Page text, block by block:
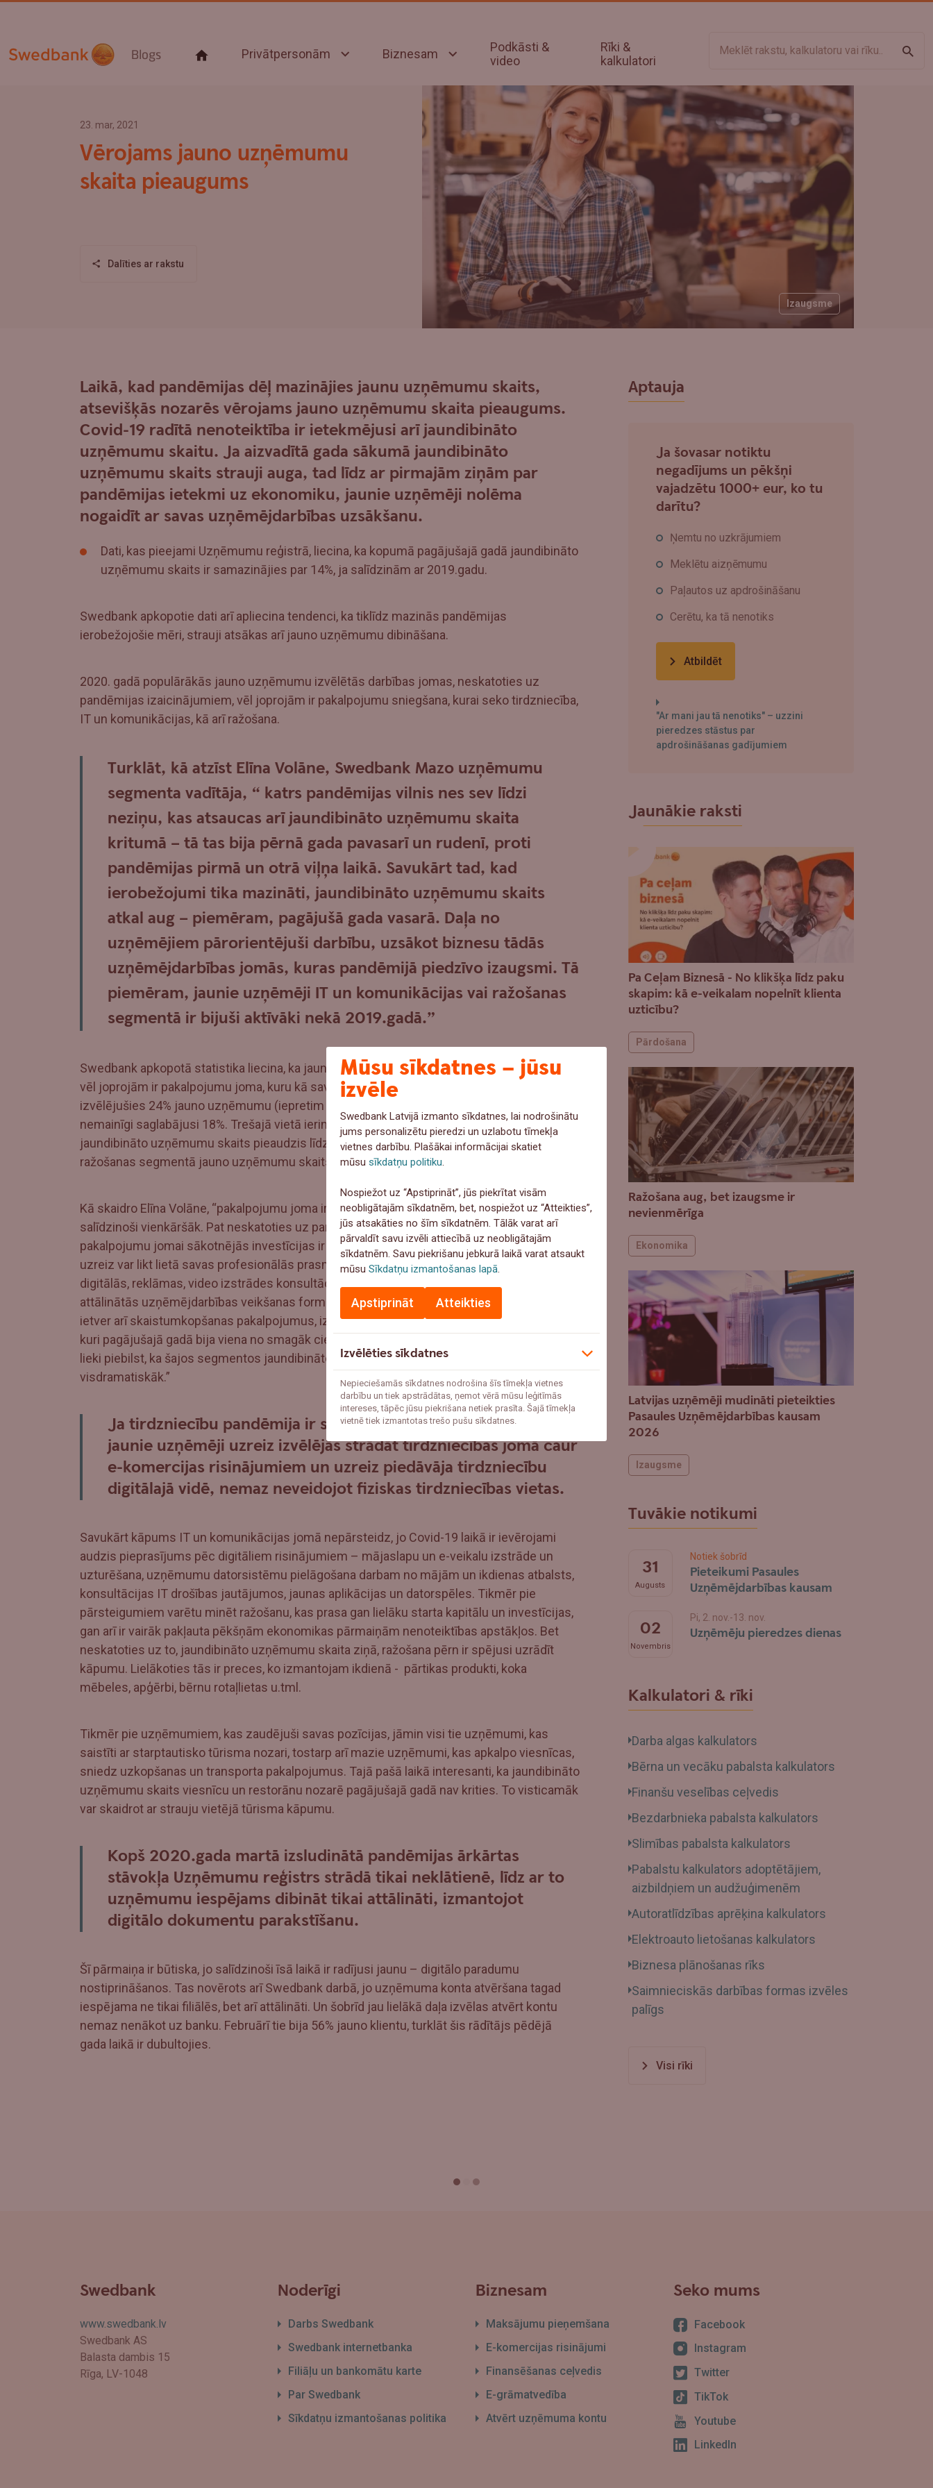
Blogs Privātpersonām Biznesam
Podkāsti &
video
Rīki &
kalkulatori
Izaugsme
23. mar, 2021
Vērojams jauno uzņēmumu
skaita pieaugums
Dalīties ar rakstu
Laikā, kad pandēmijas dēļ mazinājies jaunu uzņēmumu skaits,
atsevišķās nozarēs vērojams jauno uzņēmumu skaita pieaugums.
Covid-19 radītā nenoteiktība ir ietekmējusi arī jaundibināto
uzņēmumu skaitu. Ja aizvadītā gada sākumā jaundibināto
uzņēmumu skaits strauji auga, tad līdz ar pirmajām ziņām par
pandēmijas ietekmi uz ekonomiku, jaunie uzņēmēji nolēma
nogaidīt ar savas uzņēmējdarbības uzsākšanu.
Dati, kas pieejami Uzņēmumu reģistrā, liecina, ka kopumā pagājušajā gadā jaundibināto
uzņēmumu skaits ir samazinājies par 14%, ja salīdzinām ar 2019.gadu.
Swedbank apkopotie dati arī apliecina tendenci, ka tiklīdz mazinās pandēmijas
ierobežojošie mēri, strauji atsākas arī jauno uzņēmumu dibināšana.
2020. gadā populārākās jauno uzņēmumu izvēlētās darbības jomas, neskatoties uz
pandēmijas izaicinājumiem, vēl joprojām ir pakalpojumu sniegšana, kurai seko tirdzniecība,
IT un komunikācijas, kā arī ražošana.
Turklāt, kā atzīst Elīna Volāne, Swedbank Mazo uzņēmumu
segmenta vadītāja, “ katrs pandēmijas vilnis nes sev līdzi
neziņu, kas atsaucas arī jaundibināto uzņēmumu skaita
kritumā – tā tas bija pērnā gada pavasarī un rudenī, proti
pandēmijas pirmā un otrā viļņa laikā. Savukārt tad, kad
ierobežojumi tika mazināti, jaundibināto uzņēmumu skaits
atkal aug – piemēram, pagājušā gada vasarā. Daļa no
uzņēmējiem pārorientējuši darbību, uzsākot biznesu tādās
uzņēmējdarbības jomās, kuras pandēmijā piedzīvo izaugsmi. Tā
piemēram, jaunie uzņēmēji IT un komunikācijas vai ražošanas
segmentā ir bijuši aktīvāki nekā 2019.gadā.”
Swedbank apkopotā statistika liecina, ka jaundibināto uzņēmumu skaita ziņā populārākā
vēl joprojām ir pakalpojumu joma, kuru kā savas jaunās uzņēmējdarbības formu
izvēlējušies 24% jauno uzņēmumu (iepretim 29% 2019.gadā), tad seko tirdzniecība, kas
nemainīgi saglabājusi 18%. Trešajā vietā ierindojas IT un komunikācijas, kur pērn
jaundibināto uzņēmumu skaits pieaudzis līdz 9%, iepretim 8% 2019.gadā. Tikmēr
ražošanas segmentā jauno uzņēmumu skaits pērn ir pieaudzis no 7 līdz 9%.
Kā skaidro Elīna Volāne, “pakalpojumu joma ir populārākā, jo tajā uzsākt uzņēmējdarbību ir
salīdzinoši vienkāršāk. Pat neskatoties uz pandēmijas radītajiem apgrūtinājumiem,
pakalpojumu jomai sākotnējās investīcijas ir salīdzinoši zemas un šajā jomā strādājošie
uzreiz var likt lietā savas profesionālās prasmes - piemēram, sniegt dažādas juridiskās,
digitālās, reklāmas, video izstrādes konsultācijas u.tml. Tāpat šī joma ir gana pieejama
attālinātās uzņēmējdarbības veikšanas formai, gluži kā tirdzniecība. Tajā pašā laikā, šī joma
ietver arī skaistumkopšanas pakalpojumus, izklaides un pasākumu jomas uzņēmumus,
kuri pagājušajā gadā bija viena no smagāk cietušajām uzņēmējdarbības jomām. Tāpēc
lieki piebilst, ka šajos segmentos jaundibināto uzņēmumu skaits samazinājās
visdramatiskāk.”
Ja tirdzniecību pandēmija ir skārusi tiešā veidā, tad daudzi
jaunie uzņēmēji uzreiz izvēlējās strādāt tirdzniecības jomā caur
e-komercijas risinājumiem un uzreiz piedāvāja tirdzniecību
digitālajā vidē, nemaz neveidojot fiziskas tirdzniecības vietas.
Savukārt kāpums IT un komunikācijas jomā nepārsteidz, jo Covid-19 laikā ir ievērojami
audzis pieprasījums pēc digitāliem risinājumiem – mājaslapu un e-veikalu izstrāde un
uzturēšana, uzņēmumu datorsistēmu pielāgošana darbam no mājām un ikdienas atbalsts,
konsultācijas IT drošības jautājumos, jaunas aplikācijas un datorspēles. Tikmēr pie
pārsteigumiem varētu minēt ražošanu, kas prasa gan lielāku starta kapitālu un investīcijas,
gan arī ir vairāk pakļauta pēkšņām ekonomikas pārmaiņām nenoteiktības apstākļos. Bet
neskatoties uz to, jaundibināto uzņēmumu skaita ziņā, ražošana pērn ir spējusi uzrādīt
kāpumu. Lielākoties tās ir preces, ko izmantojam ikdienā - pārtikas produkti, koka
mēbeles, apģērbi, bērnu rotaļlietas u.tml.
Tikmēr pie uzņēmumiem, kas zaudējuši savas pozīcijas, jāmin visi tie uzņēmumi, kas
saistīti ar starptautisko tūrisma nozari, tostarp arī mazie uzņēmumi, kas apkalpo viesnīcas,
sniedz uzkopšanas un transporta pakalpojumus. Tajā pašā laikā interesanti, ka jaundibināto
uzņēmumu skaits viesnīcu un restorānu nozarē pagājušajā gadā nav krities. To visticamāk
var skaidrot ar strauju vietējā tūrisma kāpumu.
Kopš 2020.gada martā izsludinātā pandēmijas ārkārtas
stāvokļa Uzņēmumu reģistrs strādā tikai neklātienē, līdz ar to
uzņēmumu iespējams dibināt tikai attālināti, izmantojot
digitālo dokumentu parakstīšanu.
Šī pārmaiņa ir būtiska, jo salīdzinoši īsā laikā ir radījusi jaunu – digitālo paradumu
nostiprināšanos. Tas novērots arī Swedbank darbā, jo uzņēmuma konta atvēršana tagad
iespējama ne tikai filiālēs, bet arī attālināti. Un šobrīd jau lielākā daļa izvēlas atvērt kontu
nemaz nenākot uz banku. Februārī tie bija 56% jauno klientu, turklāt šis rādītājs pēdējā
gada laikā ir dubultojies.
Aptauja
Ja šovasar notiktu
negadījums un pēkšņi
vajadzētu 1000+ eur, ko tu
darītu?
Ņemtu no uzkrājumiem
Meklētu aizņēmumu
Paļautos uz apdrošināšanu
Cerētu, ka tā nenotiks
Atbildēt
"Ar mani jau tā nenotiks" – uzzini
pieredzes stāstus par
apdrošināšanas gadījumiem
Jaunākie raksti
Pa Ceļam Biznesā - No klikšķa līdz paku
skapim: kā e-veikalam nopelnīt klienta
uzticību?
Pārdošana
Ražošana aug, bet izaugsme ir
nevienmērīga
Ekonomika
Latvijas uzņēmēji mudināti pieteikties
Pasaules Uzņēmējdarbības kausam
2026
Izaugsme
Tuvākie notikumi
31
Augusts
Notiek šobrīd
Pieteikumi Pasaules
Uzņēmējdarbības kausam
02
Novembris
Pi, 2. nov.-13. nov.
Uzņēmēju pieredzes dienas
Kalkulatori & rīki
Darba algas kalkulators
Bērna un vecāku pabalsta kalkulators
Finanšu veselības ceļvedis
Bezdarbnieka pabalsta kalkulators
Slimības pabalsta kalkulators
Pabalstu kalkulators adoptētājiem,
aizbildņiem un audžuģimenēm
Autoratlīdzības aprēķina kalkulators
Elektroauto lietošanas kalkulators
Biznesa plānošanas rīks
Saimnieciskās darbības formas izvēles
palīgs
Visi rīki
Swedbank
www.swedbank.lv
Swedbank AS
Balasta dambis 15
Rīga, LV-1048
Noderīgi
Darbs Swedbank
Swedbank internetbanka
Filiāļu un bankomātu karte
Par Swedbank
Sīkdatņu izmantošanas politika
Biznesam
Maksājumu pieņemšana
E-komercijas risinājumi
Finansēšanas ceļvedis
E-grāmatvedība
Atvērt uzņēmuma kontu
Seko mums
Facebook
Instagram
Twitter
TikTok
Youtube
LinkedIn
Mūsu sīkdatnes – jūsu
izvēle
Swedbank Latvijā izmanto sīkdatnes, lai nodrošinātu
jums personalizētu pieredzi un uzlabotu tīmekļa
vietnes darbību. Plašākai informācijai skatiet
mūsusīkdatņu politiku
Nospiežot uz “Apstiprināt”, jūs piekrītat visām
neobligātajām sīkdatnēm, bet, nospiežot uz “Atteikties”,
jūs atsakāties no šīm sīkdatnēm. Tālāk varat arī
pārvaldīt savu izvēli attiecībā uz neobligātajām
sīkdatnēm. Savu piekrišanu jebkurā laikā varat atsaukt
mūsuSīkdatņu izmantošanas lapā
Apstiprināt Atteikties
Izvēlēties sīkdatnes
Nepieciešamās sīkdatnes nodrošina šīs tīmekļa vietnes
darbību un tiek apstrādātas, ņemot vērā mūsu leģitīmās
intereses, tāpēc jūsu piekrišana netiek prasīta. Šajā tīmekļa
vietnē tiek izmantotas trešo pušu sīkdatnes.